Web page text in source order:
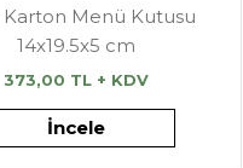
Karton Menü Kutusu
14x19.5x5 cm
373,00 TL + KDV
İncele